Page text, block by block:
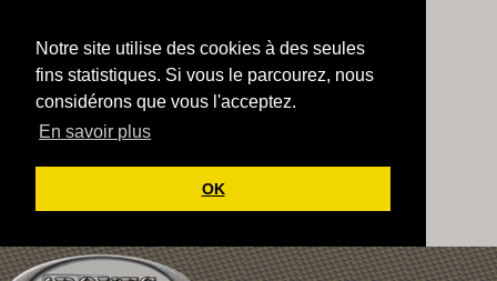
Notre site utilise des cookies à des seules
fins statistiques. Si vous le parcourez, nous
considérons que vous l'acceptez.
En savoir plus
OK